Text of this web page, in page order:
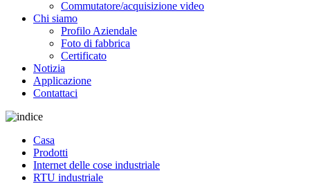
Commutatore/acquisizione video
Chi siamo
Profilo Aziendale
Foto di fabbrica
Certificato
Notizia
Applicazione
Contattaci
Casa
Prodotti
Internet delle cose industriale
RTU industriale